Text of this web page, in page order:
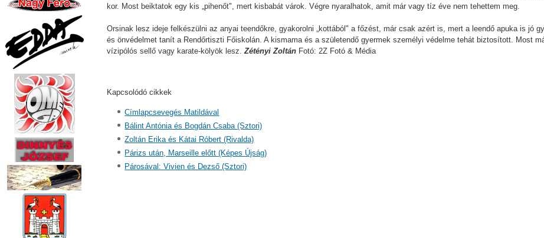
kor. Most beiktatok egy kis „pihenőt", mert kisbabát várok. Végre nyaralhatok, amit már vagy tíz éve nem tehettem meg.
Orsinak lesz ideje felkészülni az anyai teendőkre, gyakorolni „kottából" a főzést, már csak azért is, mert a leendő apuka is jó
és önvédelmet tanít a Rendőrtiszti Főiskolán. A kismama és a születendő gyermek személyi védelme tehát biztosított. Most
vízipólós sellő vagy karate-kölyök lesz.Zétényi Zoltán Fotó: 2Z Fotó & Média
Kapcsolódó cikkek
Címlapcsevegés Matildával
Bálint Antónia és Bogdán Csaba (Sztori)
Zoltán Erika és Kátai Róbert (Rivalda)
Párizs után, Marseille előtt (Képes Újság)
Párosával: Vivien és Dezső (Sztori)